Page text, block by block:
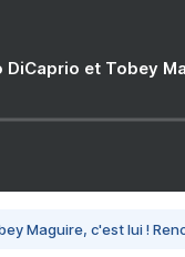
DiCaprio et Tobey
Maguire, c'est lui !